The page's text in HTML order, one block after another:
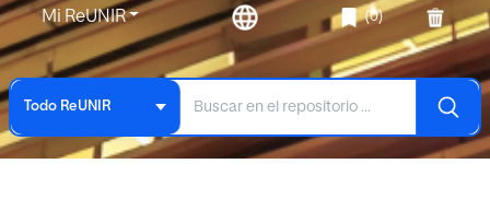
Mi ReUNIR (0)
Todo ReUNIR